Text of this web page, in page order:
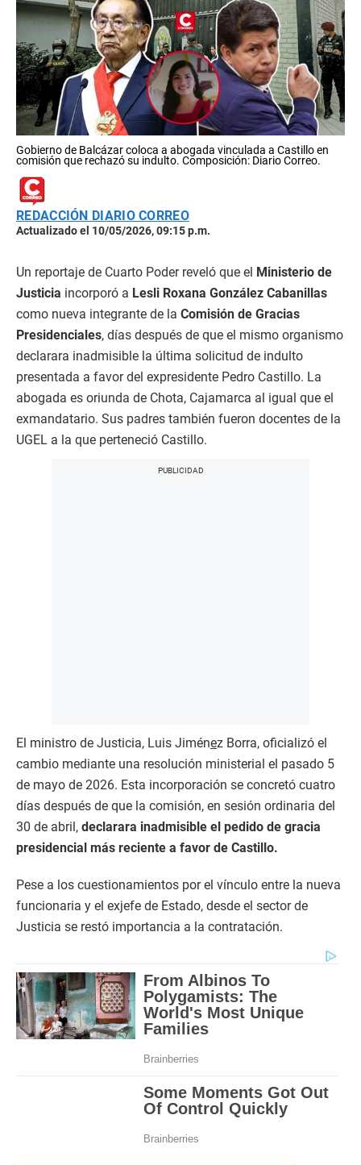
Gobierno de Balcázar coloca a abogada vinculada a Castillo en
comisión que rechazó su indulto. Composición: Diario Correo.
REDACCIÓN DIARIO CORREO
Actualizado el 10/05/2026, 09:15 p.m.
Un reportaje de Cuarto Poder reveló que el Ministerio de
Justicia incorporó a Lesli Roxana González Cabanillas
como nueva integrante de la Comisión de Gracias
Presidenciales, días después de que el mismo organismo
declarara inadmisible la última solicitud de indulto
presentada a favor del expresidente Pedro Castillo. La
abogada es oriunda de Chota, Cajamarca al igual que el
exmandatario. Sus padres también fueron docentes de la
UGEL a la que perteneció Castillo.
El ministro de Justicia, Luis Jiménez Borra, oficializó el
cambio mediante una resolución ministerial el pasado 5
de mayo de 2026. Esta incorporación se concretó cuatro
días después de que la comisión, en sesión ordinaria del
30 de abril, declarara inadmisible el pedido de gracia
presidencial más reciente a favor de Castillo.
Pese a los cuestionamientos por el vínculo entre la nueva
funcionaria y el exjefe de Estado, desde el sector de
Justicia se restó importancia a la contratación.